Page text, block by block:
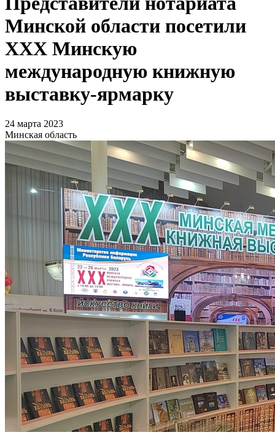
Минской области посетили
ХХХ Минскую
международную книжную
выставку-ярмарку
24 марта 2023
Минская область